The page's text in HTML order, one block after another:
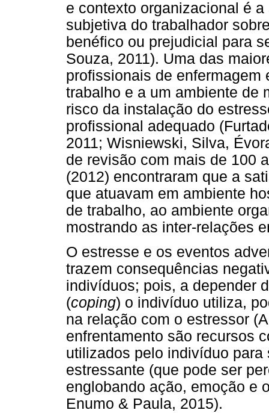
e contexto organizacional é
subjetiva do trabalhador
benéfico ou prejudicial para
Souza, 2011). Uma das
profissionais de
trabalho e a um ambiente de
risco da instalação do
profissional adequado
2011; Wisniewski, Silva,
de revisão com mais de 100
(2012) encontraram que a
que atuavam em ambiente
de trabalho, ao ambiente
mostrando as inter-relações
O estresse e os eventos
trazem consequências
indivíduos; pois, a depender
(coping) o indivíduo utiliza,
na relação com o estressor
enfrentamento são recursos
utilizados pelo indivíduo
estressante (que pode ser
englobando ação, emoção e
Enumo & Paula, 2015).